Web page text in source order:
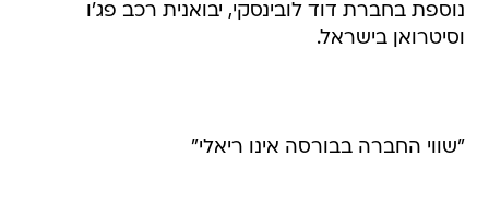
נוספת בחברת דוד לובינסקי, יבואנית רכב פג'ו
וסיטרואן בישראל.
"שווי החברה בבורסה אינו ריאלי"